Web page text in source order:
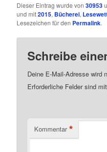
Dieser Eintrag wurde von30953
und mit2015, Bücherei,
Lesezeichen für den Permalink.
Schreibe
Deine E-Mail-Adresse wird
Erforderliche Felder sind
Kommentar *